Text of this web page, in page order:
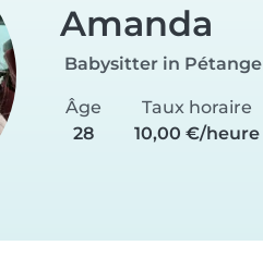
Amanda
Babysitter in Pétange
Âge
28
Taux horaire
10,00 €/heure